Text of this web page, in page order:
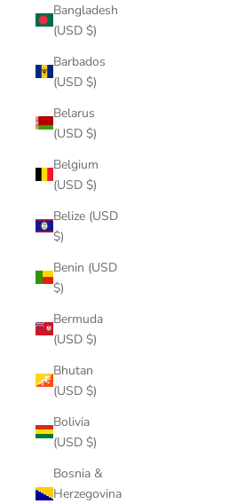
Bangladesh
(USD $)
Barbados
(USD $)
Belarus
(USD $)
Belgium
(USD $)
Belize (USD
$)
Benin (USD
$)
Bermuda
(USD $)
Bhutan
(USD $)
Bolivia
(USD $)
Bosnia &
Herzegovina